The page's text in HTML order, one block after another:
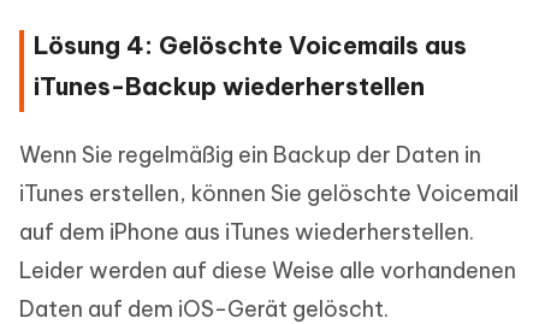
Lösung 4: Gelöschte Voicemails aus
iTunes-Backup wiederherstellen
Wenn Sie regelmäßig ein Backup der Daten in
iTunes erstellen, können Sie gelöschte Voicemail
auf dem iPhone aus iTunes wiederherstellen.
Leider werden auf diese Weise alle vorhandenen
Daten auf dem iOS-Gerät gelöscht.